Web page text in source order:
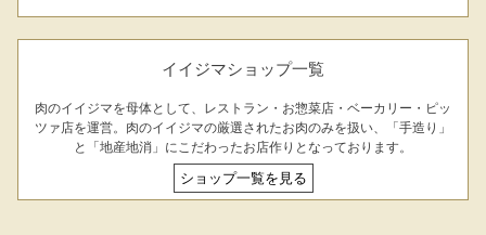
高級肉ギフト
LINEギフト ふるさと納税
イイジマショップ一覧
肉のイイジマを母体として、レストラン・お惣菜店・ベーカリー・ピッ
ツァ店を運営。肉のイイジマの厳選されたお肉のみを扱い、「手造り」
と「地産地消」にこだわったお店作りとなっております。
ショップ一覧を見る